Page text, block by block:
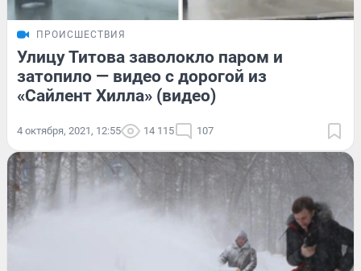
ПРОИСШЕСТВИЯ
Улицу Титова заволокло паром и
затопило — видео с дорогой из
«Сайлент Хилла» (видео)
4 октября, 2021, 12:55 14 115 107